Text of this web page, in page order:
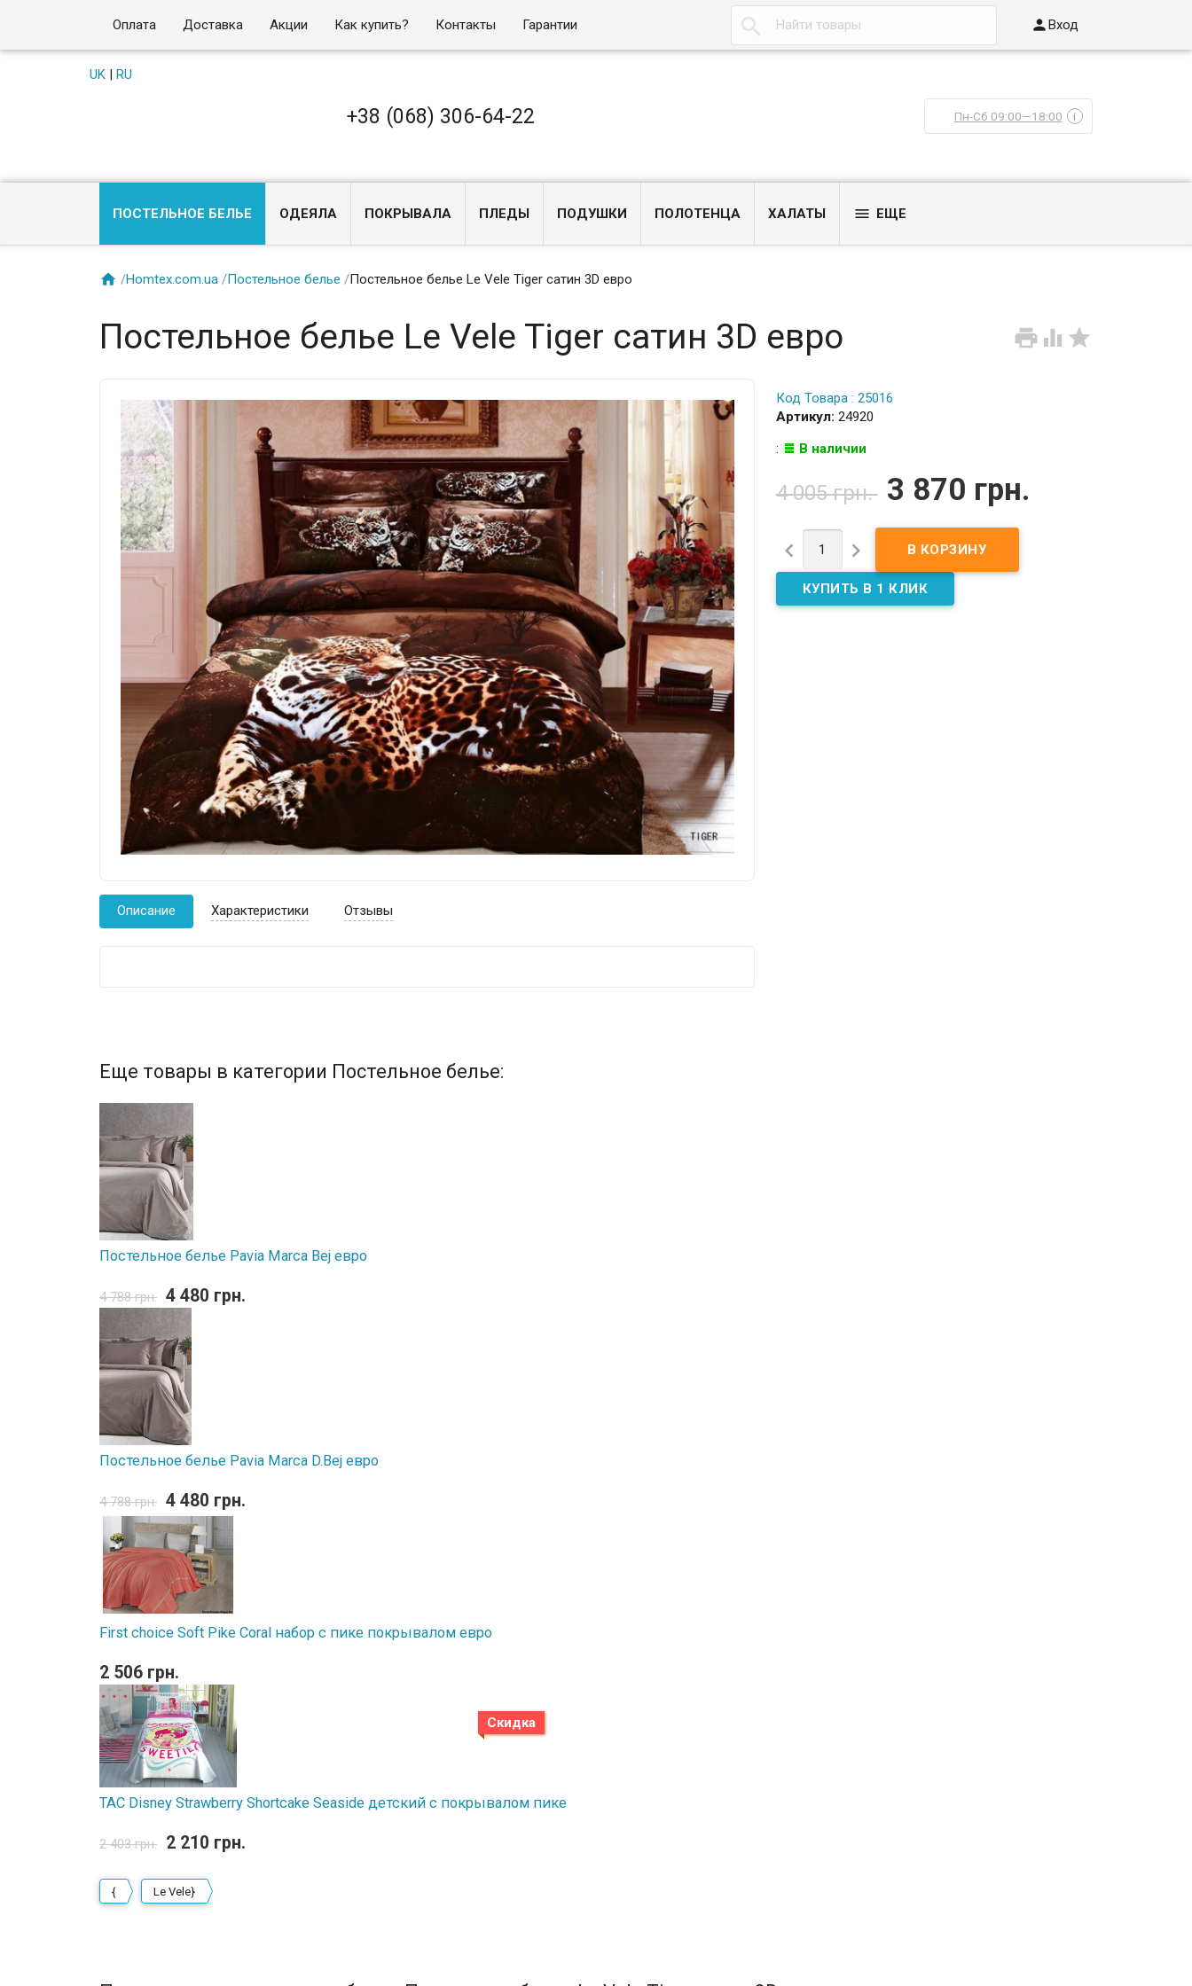
Оплата Доставка Акции Как купить? Контакты Гарантии  Вход
UK| RU
+38 (068) 306-64-22 Пн-Сб 09:00—18:00 i
ПОСТЕЛЬНОЕ БЕЛЬЕ ОДЕЯЛА ПОКРЫВАЛА ПЛЕДЫ ПОДУШКИ ПОЛОТЕНЦА ХАЛАТЫ  ЕЩЕ
 /Homtex.com.ua /Постельное белье /Постельное белье Le Vele Tiger сатин 3D евро
  
Постельное белье Le Vele Tiger сатин 3D евро
Код Товара : 25016
Артикул: 24920
:
В наличии
4 005 грн. 3 870 грн.
 
Описание Характеристики Отзывы
Еще товары в категории Постельное белье:
Постельное белье Pavia Marca Bej евро
4 788 грн. 4 480 грн.
Постельное белье Pavia Marca D.Bej евро
4 788 грн. 4 480 грн.
First choice Soft Pike Coral набор с пике покрывалом евро
2 506 грн.
Скидка
TAC Disney Strawberry Shortcake Seaside детский с покрывалом пике
2 403 грн. 2 210 грн.
{ Le Vele}